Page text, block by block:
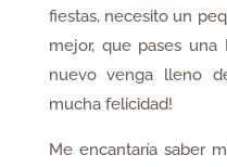
fiestas, necesito un
mejor, que pases
nuevo venga lleno
mucha felicidad!
Me encantaría saber